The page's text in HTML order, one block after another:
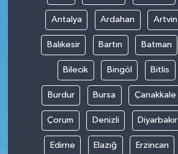
Antalya Ardahan Artvin
Balıkesir Bartın Batman
Bilecik Bingöl Bitlis
Burdur Bursa Çanakkale
Çorum Denizli Diyarbakır
Edirne Elazığ Erzincan
TARIM
TEKNOLOJİ
TURİZM
VİDEO HABER
YAŞAM